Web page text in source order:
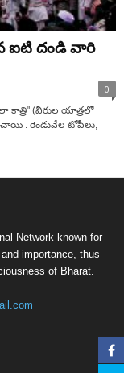
ఐటి దండి వారి
0
కాత్రి" (వీరుల యాత్రలో
. రెండువేల టోపీలు,
Network known for
importance, thus
of Bharat.